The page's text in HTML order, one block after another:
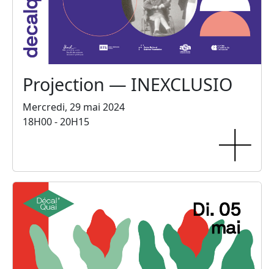
Projection — INEXCLUSIO
Mercredi, 29 mai 2024
18H00 - 20H15